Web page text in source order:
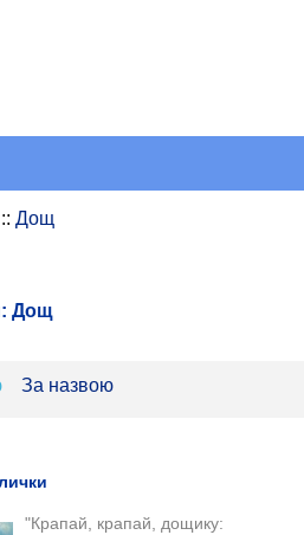
:: Дощ
Дощ
За назвою
"Крапай, крапай, дощику: